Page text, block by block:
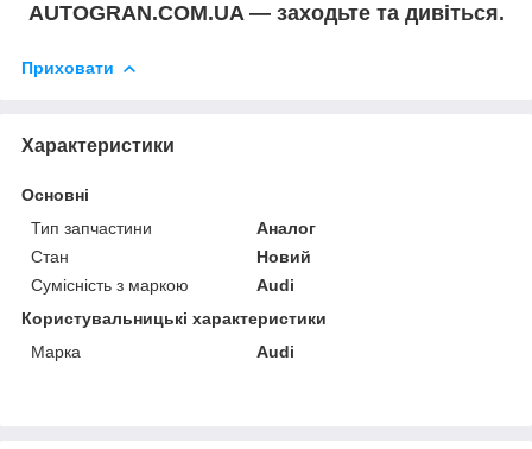
AUTOGRAN.COM.UA — заходьте та дивіться.
Приховати
Характеристики
Основні
Тип запчастини
Аналог
Стан
Новий
Сумісність з маркою
Audi
Користувальницькі характеристики
Марка
Audi